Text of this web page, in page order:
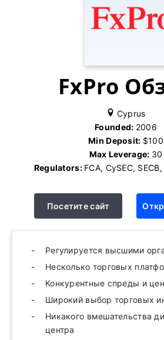
FxPro
Cyprus
Founded: 2006
Min Deposit: $100
Max Leverage: 30
Regulators: FCA, CySEC,
Посетите сайт
Регулируется высшими
Несколько торговых
Конкурентные спреды и
Широкий выбор торговых
Никакого вмешательства
центра